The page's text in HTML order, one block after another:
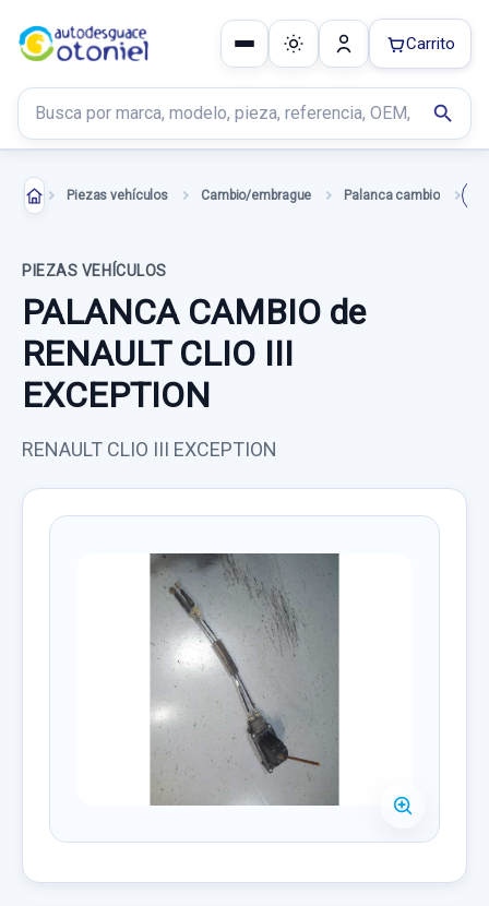
Buscar productos
search
Carrito
Piezas vehículos Cambio/embrague Palanca cambio
PIEZAS VEHÍCULOS
PALANCA CAMBIO de
RENAULT CLIO III
EXCEPTION
RENAULT CLIO III EXCEPTION